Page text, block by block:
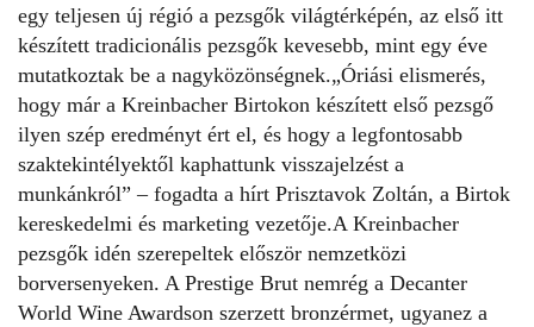
egy teljesen új régió a pezsgők világtérképén, az első itt
készített tradicionális pezsgők kevesebb, mint egy éve
mutatkoztak be a nagyközönségnek.„Óriási elismerés,
hogy már a Kreinbacher Birtokon készített első pezsgő
ilyen szép eredményt ért el, és hogy a legfontosabb
szaktekintélyektől kaphattunk visszajelzést a
munkánkról” – fogadta a hírt Prisztavok Zoltán, a Birtok
kereskedelmi és marketing vezetője.A Kreinbacher
pezsgők idén szerepeltek először nemzetközi
borversenyeken. A Prestige Brut nemrég a Decanter
World Wine Awardson szerzett bronzérmet, ugyanez a